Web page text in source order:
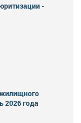
-
2026 года